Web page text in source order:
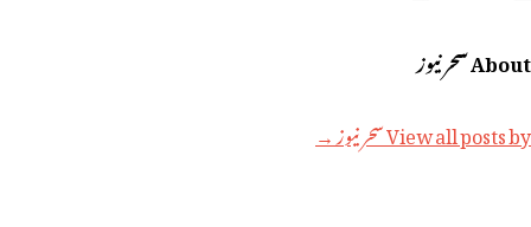
About سحر نیوز
View all posts by سحر نیوز →